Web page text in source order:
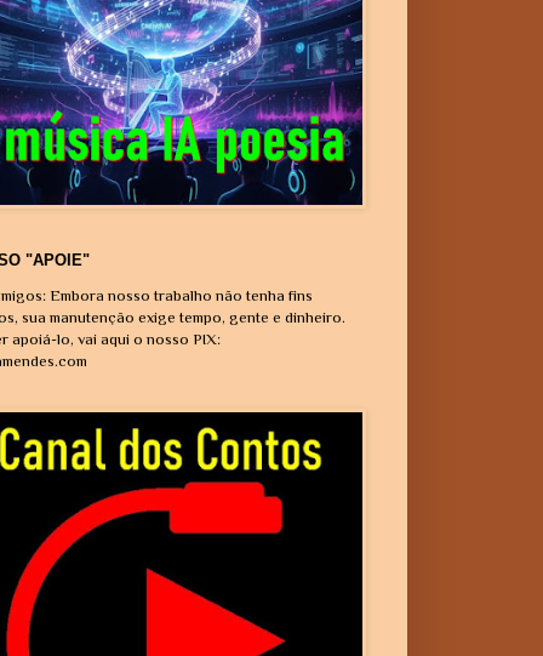
"APOIE"
Embora nosso trabalho não tenha fins
sua manutenção exige tempo, gente e dinheiro.
apoiá-lo, vai aqui o nosso PIX: